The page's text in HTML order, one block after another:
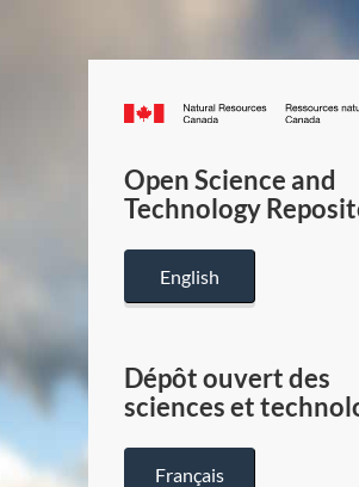
Canada.ca
Open Science and
Technology
English
Dépôt ouvert des
sciences et
Français